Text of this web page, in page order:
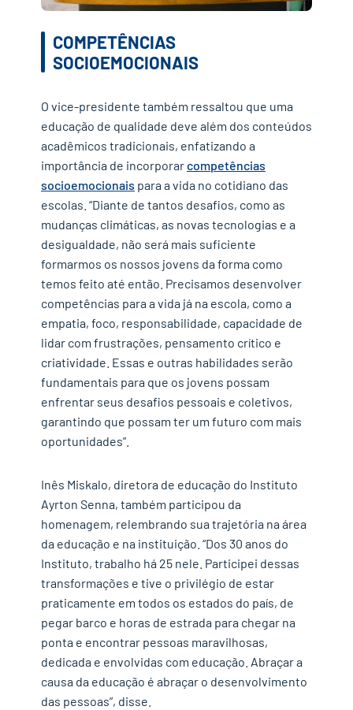
COMPETÊNCIAS
SOCIOEMOCIONAIS
O vice-presidente também ressaltou que uma
educação de qualidade deve além dos conteúdos
acadêmicos tradicionais, enfatizando a
importância de incorporarcompetências
socioemocionais para a vida no cotidiano das
escolas. “Diante de tantos desafios, como as
mudanças climáticas, as novas tecnologias e a
desigualdade, não será mais suficiente
formarmos os nossos jovens da forma como
temos feito até então. Precisamos desenvolver
competências para a vida já na escola, como a
empatia, foco, responsabilidade, capacidade de
lidar com frustrações, pensamento crítico e
criatividade. Essas e outras habilidades serão
fundamentais para que os jovens possam
enfrentar seus desafios pessoais e coletivos,
garantindo que possam ter um futuro com mais
oportunidades”.
Inês Miskalo, diretora de educação do Instituto
Ayrton Senna, também participou da
homenagem, relembrando sua trajetória na área
da educação e na instituição. “Dos 30 anos do
Instituto, trabalho há 25 nele. Participei dessas
transformações e tive o privilégio de estar
praticamente em todos os estados do país, de
pegar barco e horas de estrada para chegar na
ponta e encontrar pessoas maravilhosas,
dedicada e envolvidas com educação. Abraçar a
causa da educação é abraçar o desenvolvimento
das pessoas”, disse.